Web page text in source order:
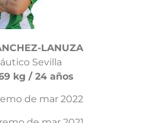
LANUZA
Sevilla
kg / 24 años
de mar 2022